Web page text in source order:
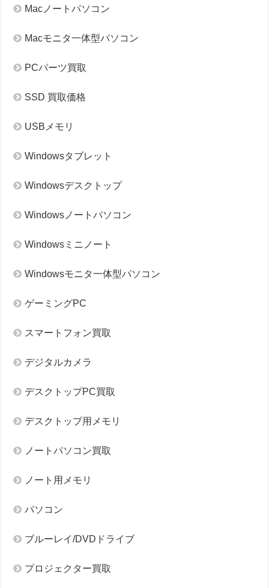
Macノートパソコン
Macモニタ一体型パソコン
PCパーツ買取
SSD 買取価格
USBメモリ
Windowsタブレット
Windowsデスクトップ
Windowsノートパソコン
Windowsミニノート
Windowsモニタ一体型パソコン
ゲーミングPC
スマートフォン買取
デジタルカメラ
デスクトップPC買取
デスクトップ用メモリ
ノートパソコン買取
ノート用メモリ
パソコン
ブルーレイ/DVDドライブ
プロジェクター買取